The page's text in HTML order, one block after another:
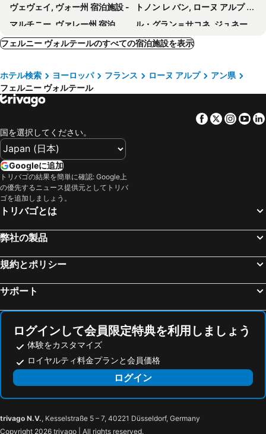
Hôtel Longemalle
Adonis Divonne-les-Bains
Primadom Aparthotel
ibis Archamps Porte de Genève
ザ パックス ホテル
フロートイン
ヴェヴェイ, ヴォー州 宿泊施設 -
トノン レ バン, ローヌ アルプ 宿泊施設 -
マルチニー, ヴァレー州 宿泊施設 -
ル・グラン＝サコネ, ジュネーブ 宿泊施設 -
ヴェルビエ, ヴァレー州 宿泊施設 -
シオン, ヴァレー州 宿泊施設 -
Bogis-Bossey, ヴォー州 宿泊施設 -
Malafretaz, ローヌ アルプ 宿泊施設 -
Marly, フリブール州 宿泊施設 -
Saint-Genis-Pouilly, ローヌ アルプ 宿泊施設 -
Viry, ローヌ アルプ 宿泊施設 -
リヨン, ローヌ アルプ 宿泊施設 -
アヌシー, ローヌ アルプ 宿泊施設 -
グルノーブル, ローヌ アルプ 宿泊施設 -
ヴィルールバンヌ, ローヌ アルプ 宿泊施設 -
カリュイール エ キュイール, ローヌ アルプ 宿泊施設 -
パリ, イル ド フランス 宿泊施設 -
ロワシーアンフランス, イル ド フランス 宿泊施設 -
ストラスブール, アルザス 宿泊施設 -
Tremblay-en-France, イル ド フランス 宿泊施設 -
フェルニー ヴォルテールのすべての宿泊施設を表示
ホテル検索 ヨーロッパ フランス ローヌ アルプ
アン県
フェルニー ヴォルテール
Facebook
Twitter
国を選択してください。
Googleに追加
トリバゴの結果を簡単に確認: Google上
の優先するニュース提供元としてトリバ
ゴを追加しましょう。
トリバゴとは
弊社の製品
規約とポリシー
サポート
ログインして会員限定特典を利用しましょう
体験をカスタマイズ
ロイヤルティ料金プランと会員価格
ログイン
trivago N.V., Kesselstraße 5 – 7, 40221 Düsseldorf, Germany
Copyright 2026 trivago | All rights reserved.